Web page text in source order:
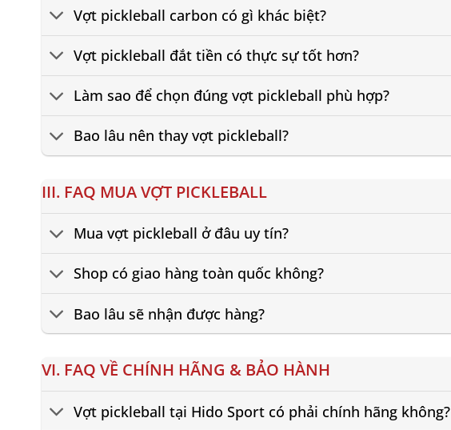
Vợt pickleball carbon có gì khác biệt?
Vợt pickleball đắt tiền có thực sự tốt hơn?
Làm sao để chọn đúng vợt pickleball phù hợp?
Bao lâu nên thay vợt pickleball?
III. FAQ MUA VỢT PICKLEBALL
Mua vợt pickleball ở đâu uy tín?
Shop có giao hàng toàn quốc không?
Bao lâu sẽ nhận được hàng?
VI. FAQ VỀ CHÍNH HÃNG & BẢO HÀNH
Vợt pickleball tại Hido Sport có phải chính hãng không?